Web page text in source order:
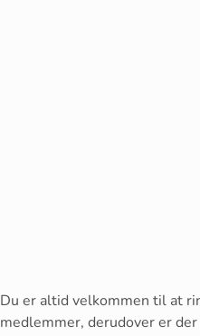
Du er altid velkommen til at
medlemmer, derudover er